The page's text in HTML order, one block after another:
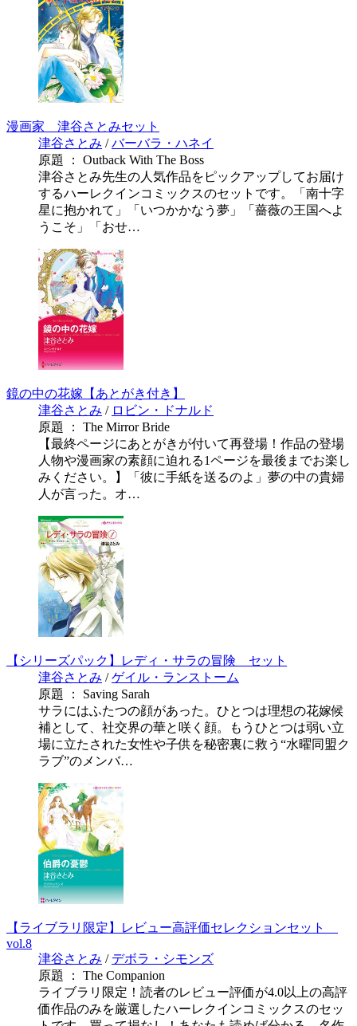
漫画家 津谷さとみセット
津谷さとみ /バーバラ・ハネイ
原題 ： Outback With The Boss
津谷さとみ先生の人気作品をピックアップしてお届け
するハーレクインコミックスのセットです。「南十字
星に抱かれて」「いつかかなう夢」「薔薇の王国へよ
うこそ」「おせ…
鏡の中の花嫁【あとがき付き】
津谷さとみ / ロビン・ドナルド
原題 ： The Mirror Bride
【最終ページにあとがきが付いて再登場！作品の登場
人物や漫画家の素顔に迫れる1ページを最後までお楽し
みください。】「彼に手紙を送るのよ」夢の中の貴婦
人が言った。オ…
【シリーズパック】レディ・サラの冒険 セット
津谷さとみ /ゲイル・ランストーム
原題 ： Saving Sarah
サラにはふたつの顔があった。ひとつは理想の花嫁候
補として、社交界の華と咲く顔。もうひとつは弱い立
場に立たされた女性や子供を秘密裏に救う“水曜同盟ク
ラブ”のメンバ…
【ライブラリ限定】レビュー高評価セレクションセット
vol.8
津谷さとみ / デボラ・シモンズ
原題 ： The Companion
ライブラリ限定！読者のレビュー評価が4.0以上の高評
価作品のみを厳選したハーレクインコミックスのセッ